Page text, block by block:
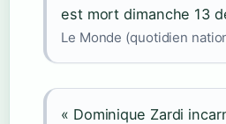
est mort dimanche 13
Le Monde (quotidien
« Dominique Zardi